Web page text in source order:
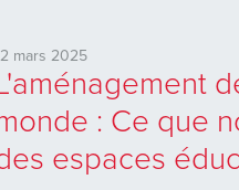
mars 2025
: Ce que
espaces